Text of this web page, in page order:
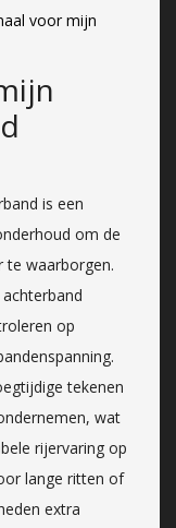
voor mijn
is een
om de
te waarborgen.
op
tekenen
wat
rijervaring op
lange ritten of
extra